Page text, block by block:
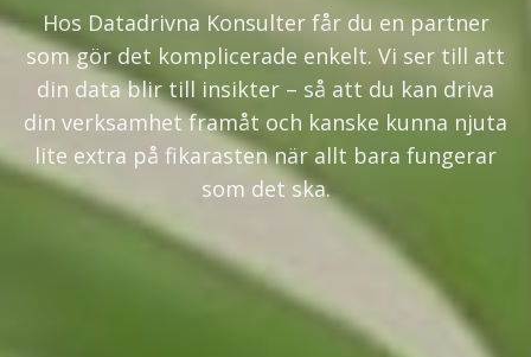
Hos Datadrivna Konsulter får du en partner
som gör det komplicerade enkelt. Vi ser till att
din data blir till insikter – så att du kan driva
din verksamhet framåt och kanske kunna njuta
lite extra på fikarasten när allt bara fungerar
som det ska.